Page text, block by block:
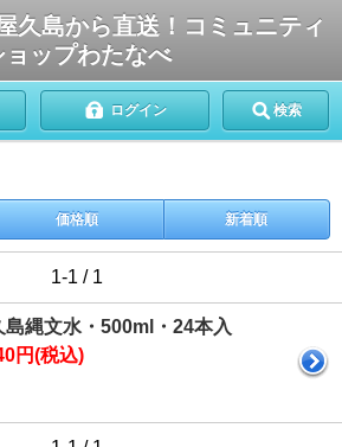
久島から直送！コミュニティ
ョップわたなべ
ログイン 検索
価格順 新着順
1-1 / 1
島縄文水・500ml・24本入
円(税込)